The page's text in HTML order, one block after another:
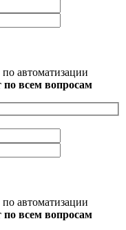
автоматизации
по всем вопросам
автоматизации
по всем вопросам